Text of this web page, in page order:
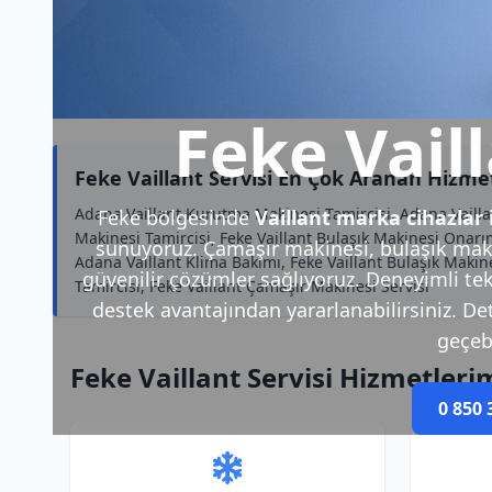
Feke
Feke bölgesinde Vaillant marka cihazlar
sunuyoruz. Çamaşır makinesi, bulaşık
güvenilir çözümler sağlıyoruz. Deneyimli
destek avantajından yararlanabilirsiniz.
0 850
Feke Vaillant Servisi En Çok Aranan
Adana Vaillant Kurutma Makinesi Tamircisi, Adana
Makinesi Tamircisi, Feke Vaillant Bulaşık Makinesi
Adana Vaillant Klima Bakımı, Feke Vaillant Bulaşık
Tamircisi, Feke Vaillant Çamaşır Makinesi Servisi
Feke Vaillant Servisi